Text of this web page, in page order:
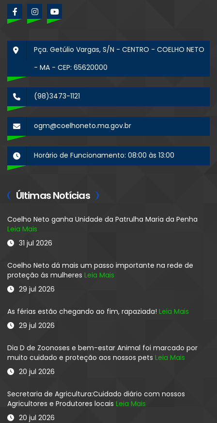
Pça. Getúlio Vargas, S/N - CENTRO - COELHO NETO
- MA - CEP: 65620000
(98)3473-1121
ogm@coelhoneto.ma.gov.br
Horário de Funcionamento: 08:00 às 13:00
Últimas Notícias
Coelho Neto ganha Unidade da Patrulha Maria da Penha
Leia Mais
31 jul 2026
Coelho Neto dá mais um passo importante na rede de
proteção ás mulheres Leia Mais
29 jul 2026
As férias estão chegando ao fim, rapaziada! Leia Mais
29 jul 2026
Dia D de Zoonoses e bem-estar Animal foi marcado por
muito cuidado e proteção aos nossos pets Leia Mais
20 jul 2026
Secretaria de Agricultura:Cuidado diário com nossos
Agricultores e Produtores locais Leia Mais
20 jul 2026